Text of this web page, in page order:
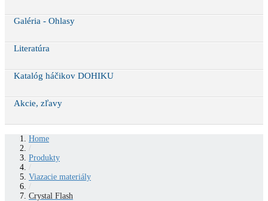
Galéria - Ohlasy
Literatúra
Katalóg háčikov DOHIKU
Akcie, zľavy
Home
/
Produkty
/
Viazacie materiály
/
Crystal Flash